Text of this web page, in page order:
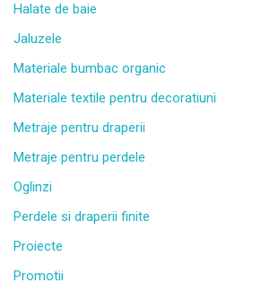
Halate de baie
Jaluzele
Materiale bumbac organic
Materiale textile pentru decoratiuni
Metraje pentru draperii
Metraje pentru perdele
Oglinzi
Perdele si draperii finite
Proiecte
Promotii